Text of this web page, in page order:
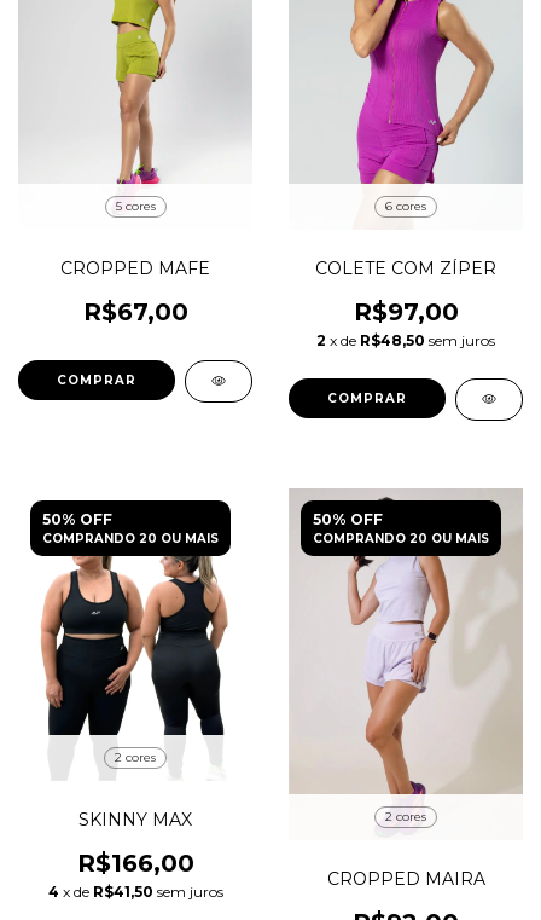
5 cores
CROPPED MAFE
R$67,00
COMPRAR
6 cores
COLETE COM ZÍPER
R$97,00
2 x de R$48,50 sem juros
COMPRAR
50% OFF
COMPRANDO 20 OU MAIS
2 cores
SKINNY MAX
R$166,00
4 x de R$41,50 sem juros
50% OFF
COMPRANDO 20 OU MAIS
2 cores
CROPPED MAIRA